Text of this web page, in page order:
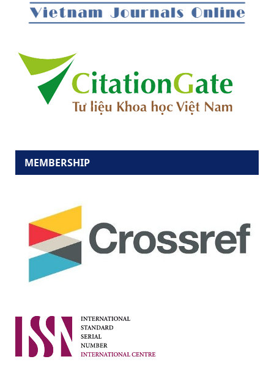
MEMBERSHIP